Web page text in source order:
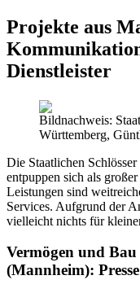
Projekte aus
Dienstleister
Bildnachweis:
Württemberg,
Die Staatlichen
entpuppen sich als
Leistungen sind
Services. Aufgrund der
vielleicht nichts für
Vermögen und
(Mannheim):